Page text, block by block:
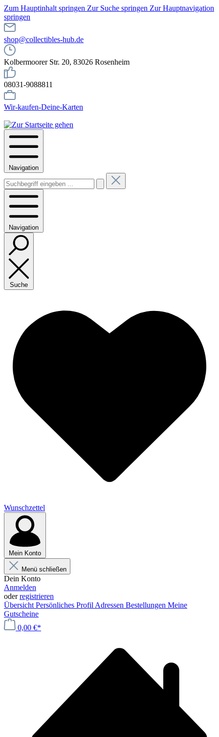
Zum Hauptinhalt springen Zur Suche springen Zur Hauptnavigation
springen
shop@collectibles-hub.de
Kolbermoorer Str. 20, 83026 Rosenheim
08031-9088811
Wir-kaufen-Deine-Karten
Navigation
Navigation
Suche
Wunschzettel
Mein Konto
Menü schließen
Dein Konto
Anmelden
oderregistrieren
Übersicht Persönliches Profil Adressen Bestellungen Meine
Gutscheine
0,00 €*